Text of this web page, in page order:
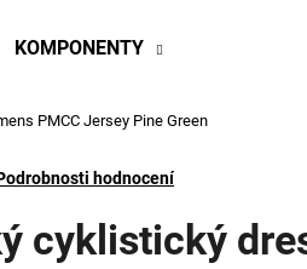
KOMPONENTY
PMCC Jersey Pine Green
hodnocení
cyklistický